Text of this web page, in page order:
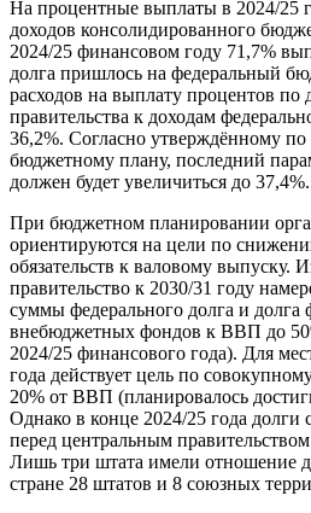
На процентные выплаты в 2024/25
доходов консолидированного
2024/25 финансовом году 71,7%
долга пришлось на федеральный
расходов на выплату процентов по
правительства к доходам
36,2%. Согласно утверждённому
бюджетному плану, последний
должен будет увеличиться до 37,4%.
При бюджетном планировании
ориентируются на цели по
обязательств к валовому выпуску.
правительство к 2030/31 году
суммы федерального долга и долга
внебюджетных фондов к ВВП до
2024/25 финансового года). Для
года действует цель по
20% от ВВП (планировалось
Однако в конце 2024/25 года долги
перед центральным
Лишь три штата имели отношение
стране 28 штатов и 8 союзных